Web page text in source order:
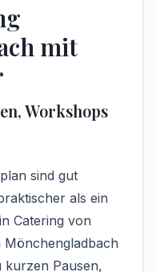
mit
Workshops
sind gut
als ein
Catering von
kurzen Pausen,